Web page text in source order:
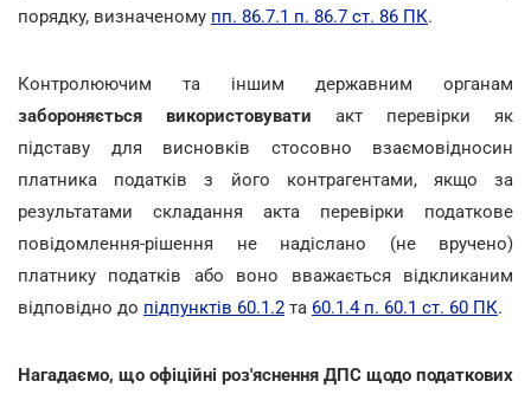
порядку, визначеному пп. 86.7.1 п. 86.7 ст. 86 ПК.
Контролюючим та іншим державним органам
забороняється використовувати акт перевірки як
підставу для висновків стосовно взаємовідносин
платника податків з його контрагентами, якщо за
результатами складання акта перевірки податкове
повідомлення-рішення не надіслано (не вручено)
платнику податків або воно вважається відкликаним
відповідно до підпунктів 60.1.2 та 60.1.4 п. 60.1 ст. 60 ПК.
Нагадаємо, що офіційні роз'яснення ДПС щодо податкових